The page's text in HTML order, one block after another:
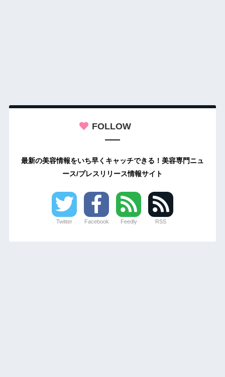
FOLLOW
最新の美容情報をいち早くキャッチできる！美容専門ニュ
ース/プレスリリース情報サイト
Twitter Facebook Feedly RSS